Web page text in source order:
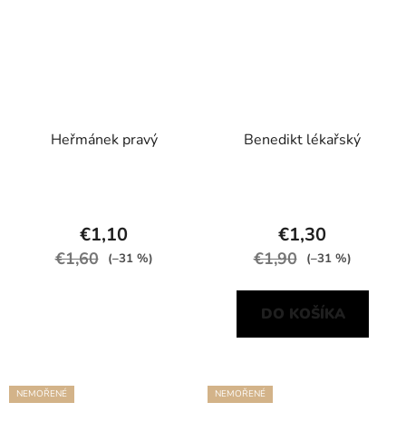
Heřmánek pravý
€1,10
€1,60 (–31 %)
Benedikt lékařský
€1,30
€1,90 (–31 %)
DO KOŠÍKA
NEMOŘENÉ NEMOŘENÉ